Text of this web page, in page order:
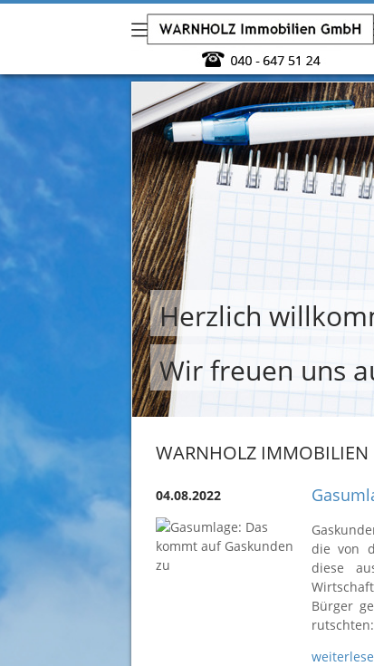
Herzlich
Wir freuen uns
WARNHOLZ
04.08.2022
die von
diese
Bürger